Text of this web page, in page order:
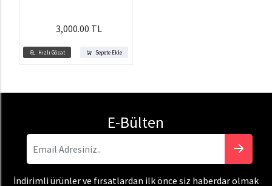
Hızlı Gözat Sepete Ekle
3,000.00 TL
E-Bülten
İndirimli ürünler ve fırsatlardan ilk önce siz haberdar olmak